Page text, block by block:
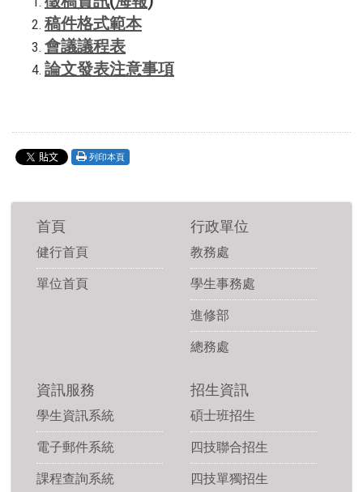
稿件格式範本
會議議程表
論文發表注意事項
列印本頁
首頁
健行首頁
單位首頁
行政單位
教務處
學生事務處
進修部
總務處
資訊服務
學生資訊系統
電子郵件系統
課程查詢系統
招生資訊
碩士班招生
四技聯合招生
四技單獨招生